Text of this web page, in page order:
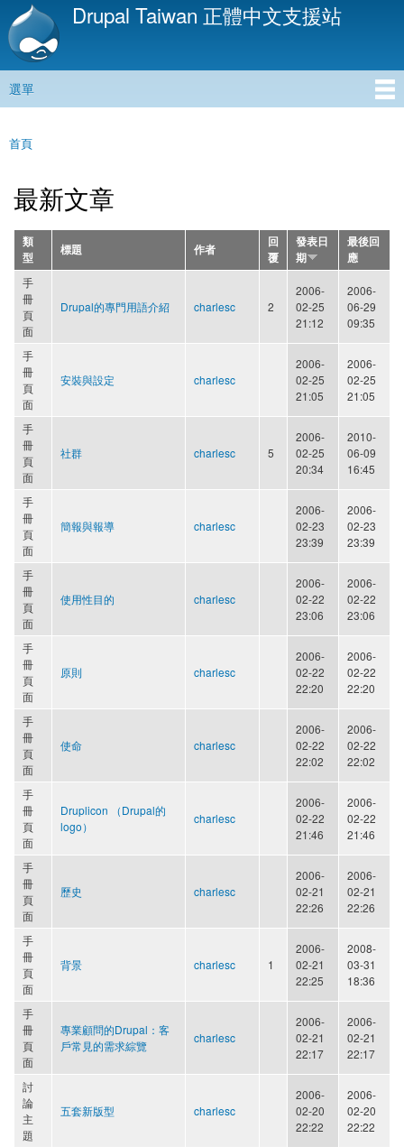
移
內
Drupal Taiwan 正體中文支援站
主選單
選單
您在這裡
首頁
最新文章
類
型
標題 作者
回
覆
發表日
期
最後回
應
手
冊
頁
面
Drupal的專門用語介紹 charlesc 2
2006-
02-25
21:12
2006-
06-29
09:35
手
冊
頁
面
安裝與設定 charlesc
2006-
02-25
21:05
2006-
02-25
21:05
手
冊
頁
面
社群 charlesc 5
2006-
02-25
20:34
2010-
06-09
16:45
手
冊
頁
面
簡報與報導 charlesc
2006-
02-23
23:39
2006-
02-23
23:39
手
冊
頁
面
使用性目的 charlesc
2006-
02-22
23:06
2006-
02-22
23:06
手
冊
頁
面
原則 charlesc
2006-
02-22
22:20
2006-
02-22
22:20
手
冊
頁
面
使命 charlesc
2006-
02-22
22:02
2006-
02-22
22:02
手
冊
頁
面
Druplicon （Drupal的
logo）
charlesc
2006-
02-22
21:46
2006-
02-22
21:46
手
冊
頁
面
歷史 charlesc
2006-
02-21
22:26
2006-
02-21
22:26
手
冊
頁
面
背景 charlesc 1
2006-
02-21
22:25
2008-
03-31
18:36
手
冊
頁
面
專業顧問的Drupal：客
戶常見的需求綜覽
charlesc
2006-
02-21
22:17
2006-
02-21
22:17
討
論
主
題
五套新版型 charlesc
2006-
02-20
22:22
2006-
02-20
22:22